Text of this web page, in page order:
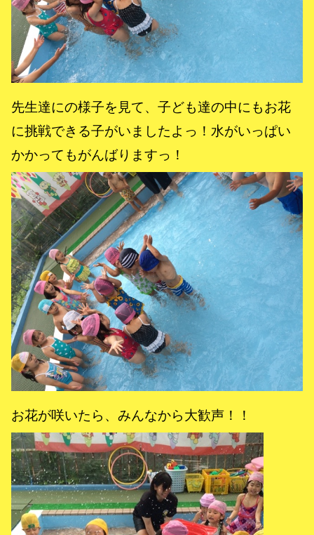
先生達にの様子を見て、子ども達の中にもお花
に挑戦できる子がいましたよっ！水がいっぱい
かかってもがんばりますっ！
お花が咲いたら、みんなから大歓声！！